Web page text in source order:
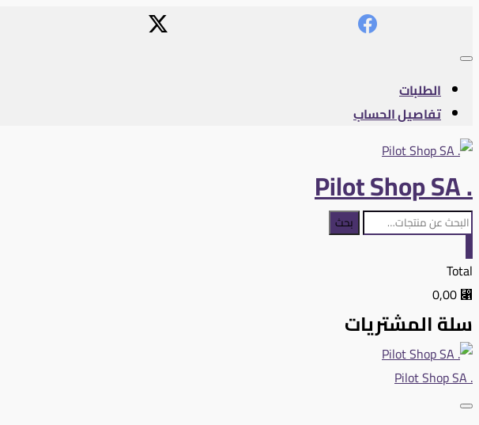
content
Topbar
Menu الطلبات
تفاصيل الحساب
. Pilot Shop SA
البحث
بحث
Total
⃁ 0,00
سلة المشتريات
. Pilot Shop SA